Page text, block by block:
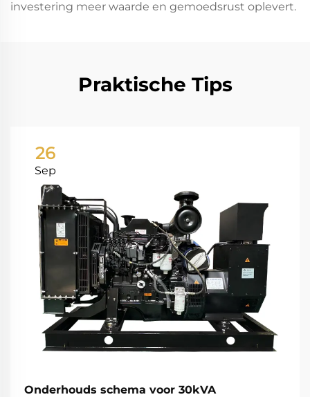
investering meer waarde en gemoedsrust oplevert.
Praktische Tips
26
Sep
Onderhouds schema voor 30kVA